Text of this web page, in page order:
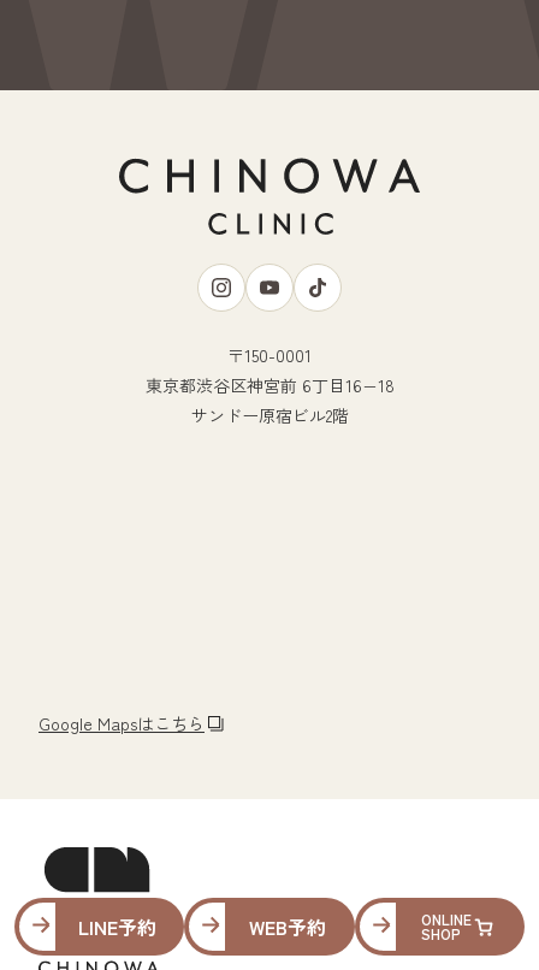
Google Mapsはこちら
〒150-0001
東京都渋谷区神宮前 6丁目16−18
サンドー原宿ビル2階
LINE予約 WEB予約 ONLINE
SHOP